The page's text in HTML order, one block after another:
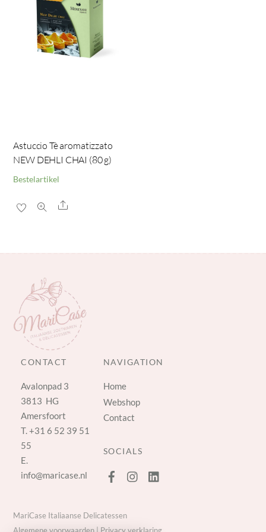
Astuccio Tè aromatizzato
NEW DEHLI CHAI (80 g)
Bestelartikel
Share
CONTACT
Avalonpad 3
3813 HG
Amersfoort
T.+31 6 52 39 51
55
E.
info@maricase.nl
NAVIGATION
Home
Webshop
Contact
SOCIALS
MariCase Italiaanse Delicatessen